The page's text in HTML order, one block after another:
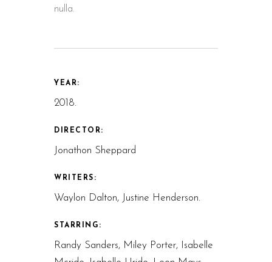
nulla.
YEAR:
2018.
DIRECTOR:
Jonathon Sheppard
WRITERS:
Waylon Dalton, Justine Henderson.
STARRING:
Randy Sanders, Miley Porter, Isabelle